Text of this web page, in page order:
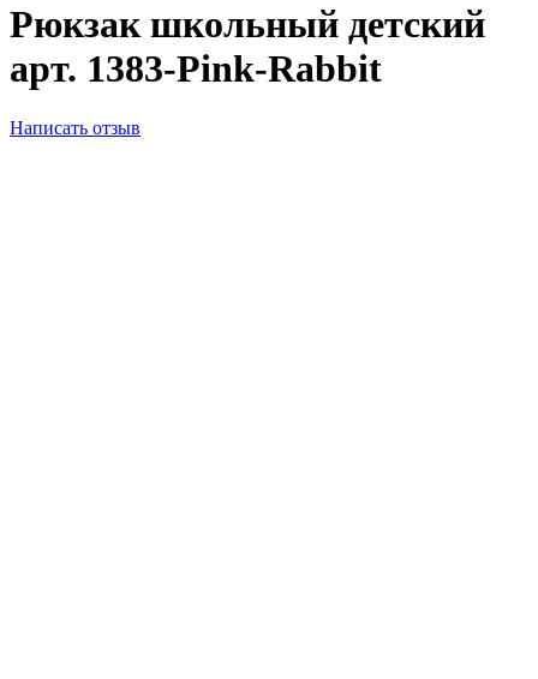
Рюкзак школьный детский
арт. 1383-Pink-Rabbit
Написать отзыв